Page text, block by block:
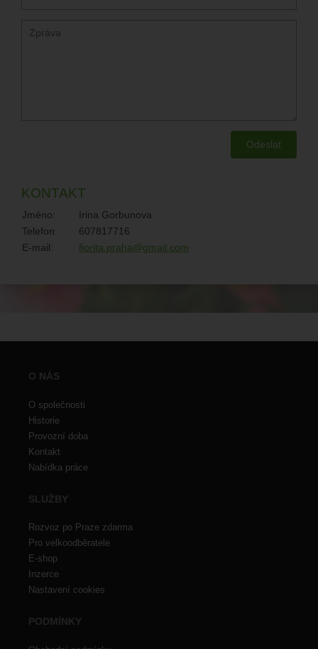
KONTAKT
Jméno:
Irina Gorbunova
Telefon:
607817716
E-mail:
fiorita.praha@gmail.com
O NÁS
O společnosti
Historie
Provozní doba
Kontakt
Nabídka práce
SLUŽBY
Rozvoz po Praze zdarma
Pro velkoodběratele
E-shop
Inzerce
Nastavení cookies
PODMÍNKY